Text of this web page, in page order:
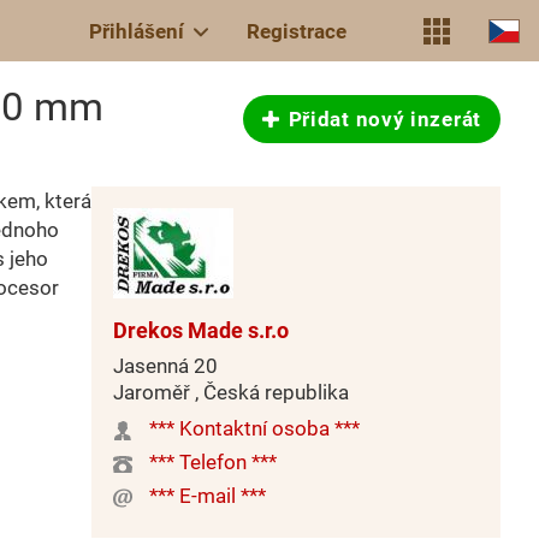
Přihlášení Registrace
mm Přidat nový inzerát
která
jeho
Drekos Made s.r.o
Jasenná 20
Jaroměř , Česká republika
*** Kontaktní osoba ***
*** Telefon ***
*** E-mail ***